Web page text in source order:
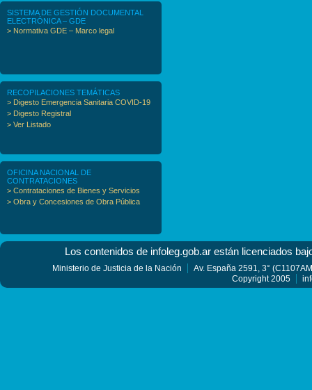
SISTEMA DE GESTIÓN DOCUMENTAL
ELECTRÓNICA – GDE
> Normativa GDE – Marco legal
RECOPILACIONES TEMÁTICAS
> Digesto Emergencia Sanitaria COVID-19
> Digesto Registral
> Ver Listado
OFICINA NACIONAL DE
CONTRATACIONES
> Contrataciones de Bienes y Servicios
> Obra y Concesiones de Obra Pública
Los contenidos de infoleg.gob.ar están licenciados
Ministerio de Justicia de la Nación
Av. España 2591, 3°
Copyright 2005